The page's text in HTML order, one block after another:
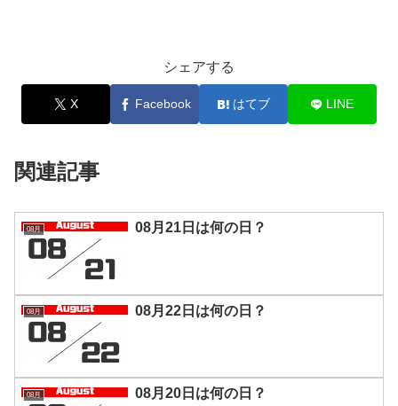
シェアする
X Facebook はてブ LINE
関連記事
08月 08月21日は何の日？
08月 08月22日は何の日？
08月 08月20日は何の日？